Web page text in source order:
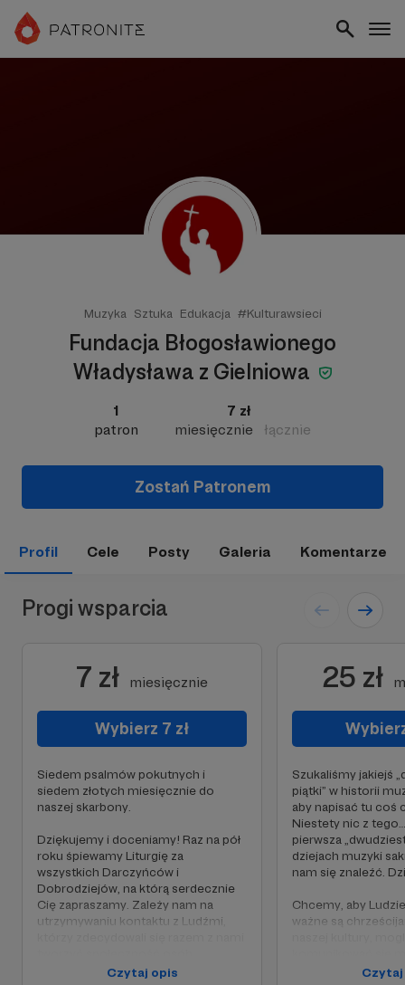
Muzyka Sztuka Edukacja #Kulturawsieci
Fundacja Błogosławionego
Władysława z Gielniowa
1
patron
7 zł
miesięcznie
łącznie
Zostań Patronem
Profil Cele Posty Galeria Komentarze
Progi wsparcia
7 zł miesięcznie
Wybierz 7 zł
Siedem psalmów pokutnych i
siedem złotych miesięcznie do
naszej skarbony.
Dziękujemy i doceniamy! Raz na pół
roku śpiewamy Liturgię za
wszystkich Darczyńców i
Dobrodziejów, na którą serdecznie
Cię zapraszamy. Zależy nam na
utrzymywaniu kontaktu z Ludźmi,
wrażliwych na chrześcijańską kulturę
Czytaj opis
25 zł
Szukaliśmy jakiejś
piątki” w historii
aby napisać tu coś
Niestety nic z
pierwsza
dziejach muzyki
nam się znaleźć.
Chcemy, aby
ważne są
także dawać nam